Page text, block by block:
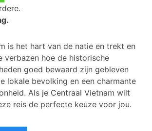
is het hart van de natie en trekt en
verbazen hoe de historische
goed bewaard zijn gebleven
lokale bevolking en een charmante
Als je Centraal Vietnam wilt
reis de perfecte keuze voor jou.